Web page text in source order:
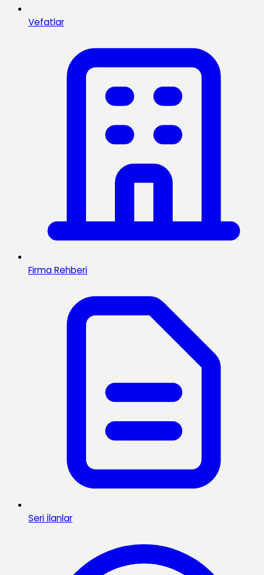
Vefatlar
Firma Rehberi
Seri İlanlar